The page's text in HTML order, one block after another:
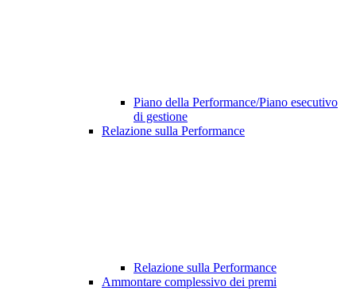
Piano della Performance/Piano esecutivo
di gestione
Relazione sulla Performance
Relazione sulla Performance
Ammontare complessivo dei premi